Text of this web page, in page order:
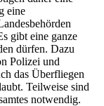
eine
gibt eine ganze
dürfen. Dazu
Polizei und
das Überfliegen
Teilweise sind
notwendig.